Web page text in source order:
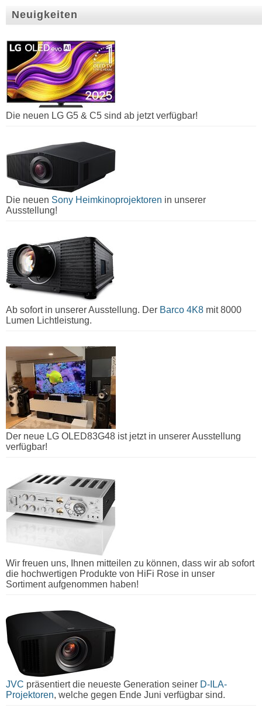
Neuigkeiten
Die neuen LG G5 & C5 sind ab jetzt verfügbar!
Die neuen Sony Heimkinoprojektoren in unserer
Ausstellung!
Ab sofort in unserer Ausstellung. Der Barco 4K8 mit 8000
Lumen Lichtleistung.
Der neue LG OLED83G48 ist jetzt in unserer Ausstellung
verfügbar!
Wir freuen uns, Ihnen mitteilen zu können, dass wir ab sofort
die hochwertigen Produkte von HiFi Rose in unser
Sortiment aufgenommen haben!
JVC präsentiert die neueste Generation seiner D-ILA-
Projektoren, welche gegen Ende Juni verfügbar sind.